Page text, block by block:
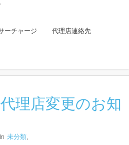
ーチャージ 代理店連絡先
らせ
船日本総代理店変更のお知らせ
理店変更のお知
In 未分類,